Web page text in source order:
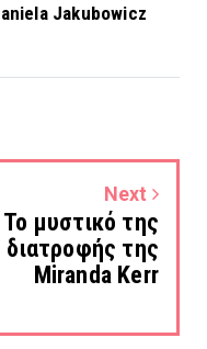
Jakubowicz
Next
Το μυστικό της
διατροφής της
Miranda Kerr